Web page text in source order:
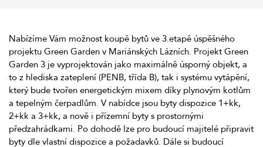
Nabízíme Vám možnost koupě bytů ve 3.etapě úspěšného
projektu Green Garden v Mariánských Lázních. Projekt Green
Garden 3 je vyprojektován jako maximálně úsporný objekt, a
to z hlediska zateplení (PENB, třída B), tak i systému vytápění,
který bude tvořen energetickým mixem díky plynovým kotlům
a tepelným čerpadlům. V nabídce jsou byty dispozice 1+kk,
2+kk a 3+kk, a nově i přízemní byty s prostornými
předzahrádkami. Po dohodě lze pro budoucí majitelé připravit
byty dle vlastní dispozice a požadavků. Dále si budoucí